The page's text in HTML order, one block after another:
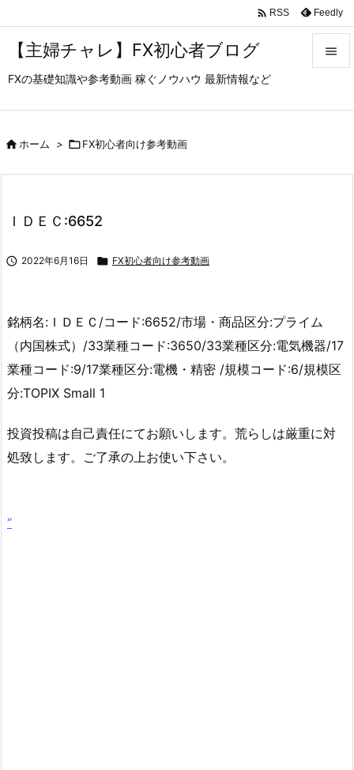
【主婦チャレ】FX初心者ブログ
FXの基礎知識や参考動画 稼ぐノウハウ 最新情報など

 RSS Feedly
ホーム > FX初心者向け参考動画
ＩＤＥＣ:6652
 2022年6月16日  FX初心者向け参考動画
銘柄名:ＩＤＥＣ/コード:6652/市場・商品区分:プライム
（内国株式）/33業種コード:3650/33業種区分:電気機器/17
業種コード:9/17業種区分:電機・精密 /規模コード:6/規模区
分:TOPIX Small 1
投資投稿は自己責任にてお願いします。荒らしは厳重に対
処致します。ご了承の上お使い下さい。
“